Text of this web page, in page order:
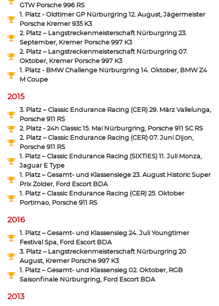
GTW Porsche 996 RS
1. Platz - Oldtimer GP Nürburgring 12. August, Jägermeister
Porsche Kremer 935 K3
2. Platz – Langstreckenmeisterschaft Nürburgring 23.
September, Kremer Porsche 997 K3
2. Platz – Langstreckenmeisterschaft Nürburgring 07.
Oktober, Kremer Porsche 997 K3
1. Platz - BMW Challenge Nürburgring 14. Oktober, BMW Z4
M Coupe
2015
3. Platz – Classic Endurance Racing (CER) 29. März Vallelunga,
Porsche 911 RS
2. Platz - 24h Classic 15. Mai Nürburgring, Porsche 911 SC RS
2. Platz – Classic Endurance Racing (CER) 07. Juni Dijon,
Porsche 911 RS
1. Platz – Classic Endurance Racing (SIXTIES) 11. Juli Monza,
Jaguar E Type
1. Platz – Gesamt- und Klassensiege 23. August Historic Super
Prix Zolder, Ford Escort BDA
1. Platz – Classic Endurance Racing (CER) 25. Oktober
Portimao, Porsche 911 RS
2016
1. Platz – Gesamt- und Klassensieg 24. Juli Youngtimer
Festival Spa, Ford Escort BDA
3. Platz – Langstreckenmeisterschaft Nürburgring 20
August, Kremer Porsche 997 K3
1. Platz – Gesamt- und Klassensieg 02. Oktober, RGB
Saisonfinale Nürburgring, Ford Escort BDA
2013